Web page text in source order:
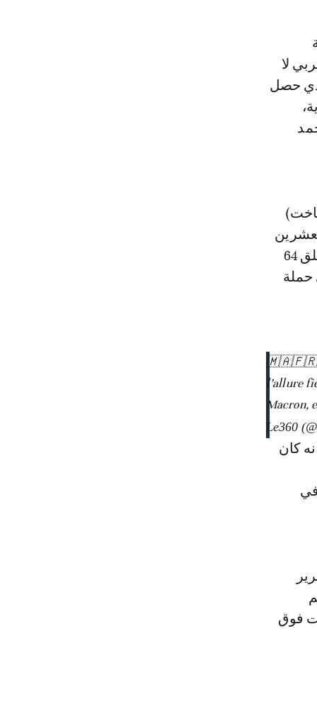
لا
100 و4 سنوات، والذي حصل
وهو في سن العشرين
من عمره. التحق بالفيلق الأول للرماة المغاربة، ثم انضم بعد ذلك إلى الفيلق 64
1943. وشارك في حملة
🇲🇦🇫🇷
l’allure
Macron,
إلا أنه كان
في
فوق